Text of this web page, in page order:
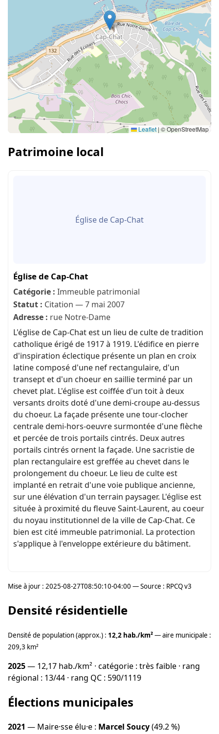
Leaflet | © OpenStreetMap
Patrimoine local
Église de Cap-Chat
Église de Cap-Chat
Catégorie : Immeuble patrimonial
Statut : Citation — 7 mai 2007
Adresse : rue Notre-Dame
L'église de Cap-Chat est un lieu de culte de tradition
catholique érigé de 1917 à 1919. L'édifice en pierre
d'inspiration éclectique présente un plan en croix
latine composé d'une nef rectangulaire, d'un
transept et d'un choeur en saillie terminé par un
chevet plat. L'église est coiffée d'un toit à deux
versants droits doté d'une demi-croupe au-dessus
du choeur. La façade présente une tour-clocher
centrale demi-hors-oeuvre surmontée d'une flèche
et percée de trois portails cintrés. Deux autres
portails cintrés ornent la façade. Une sacristie de
plan rectangulaire est greffée au chevet dans le
prolongement du choeur. Le lieu de culte est
implanté en retrait d'une voie publique ancienne,
sur une élévation d'un terrain paysager. L'église est
située à proximité du fleuve Saint-Laurent, au coeur
du noyau institutionnel de la ville de Cap-Chat. Ce
bien est cité immeuble patrimonial. La protection
s'applique à l'enveloppe extérieure du bâtiment.
Mise à jour : 2025-08-27T08:50:10-04:00 — Source : RPCQ v3
Densité résidentielle
Densité de population (approx.) : 12,2 hab./km²— aire municipale :
209,3 km²
2025— 12,17 hab./km² · catégorie : très faible · rang
régional : 13/44 · rang QC : 590/1119
Élections municipales
2021 — Maire·sse élu·e : Marcel Soucy(49.2 %)